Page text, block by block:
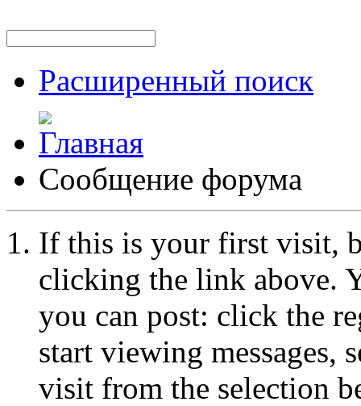
Расширенный поиск
Сообщение форума
If this is your first visit,
clicking the link above.
you can post: click the
start viewing messages,
visit from the selection